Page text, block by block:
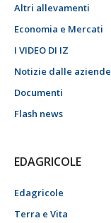
Altri allevamenti
Economia e Mercati
I VIDEO DI IZ
Notizie dalle aziende
Documenti
Flash news
EDAGRICOLE
Edagricole
Terra e Vita